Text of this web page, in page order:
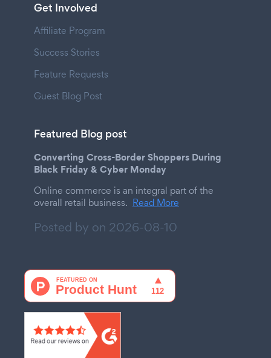
Get Involved
Affiliate Program
Success Stories
Feature Requests
Guest Blog Post
Featured Blog post
Converting Cross-Border Shoppers During
Black Friday & Cyber Monday
Online commerce is an integral part of the
overall retail business. Read More
Posted by on 2026-08-10